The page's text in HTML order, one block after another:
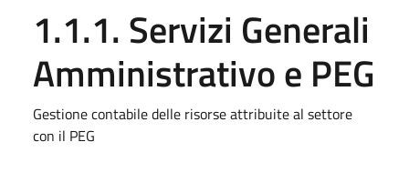
1.1.1. Servizi Generali
Amministrativo e PEG
Gestione contabile delle risorse attribuite al settore
con il PEG